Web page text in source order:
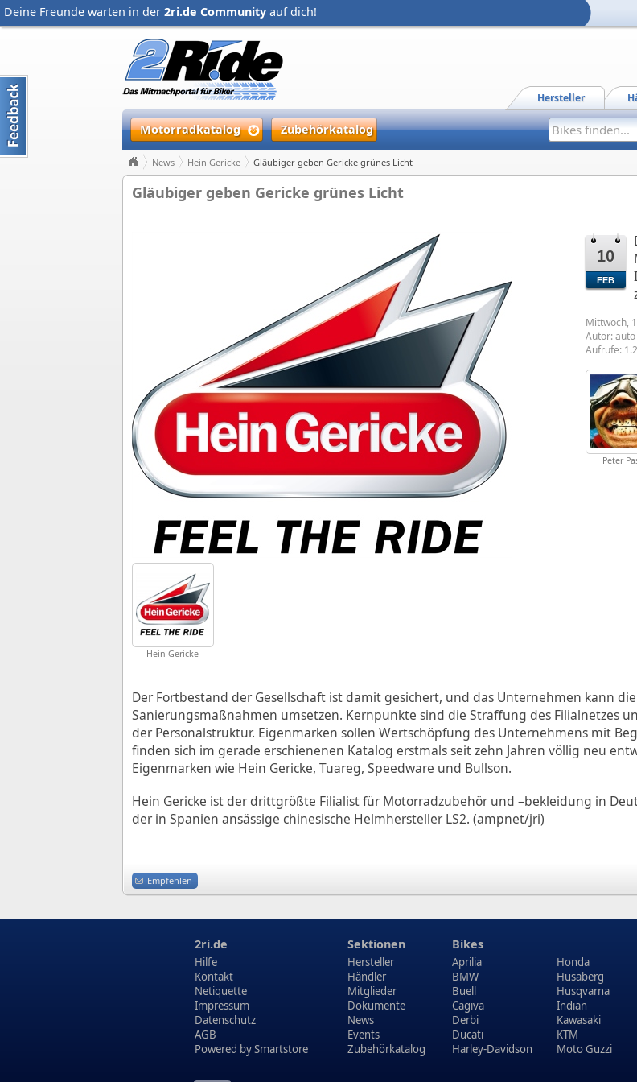
Deine Freunde warten in der 2ri.de Community auf dich!
Hersteller
Motorradkatalog Zubehörkatalog
News Hein Gericke Gläubiger geben Gericke grünes Licht
Gläubiger geben Gericke grünes Licht
10
FEB
Mittwoch,
Autor:
Aufrufe:
Peter
Hein Gericke
Der Fortbestand der Gesellschaft ist damit gesichert, und das Unternehmen kann
Sanierungsmaßnahmen umsetzen. Kernpunkte sind die Straffung des Filialnetzes
der Personalstruktur. Eigenmarken sollen Wertschöpfung des Unternehmens mit
finden sich im gerade erschienenen Katalog erstmals seit zehn Jahren völlig neu
Eigenmarken wie Hein Gericke, Tuareg, Speedware und Bullson.
Hein Gericke ist der drittgrößte Filialist für Motorradzubehör und –bekleidung in
der in Spanien ansässige chinesische Helmhersteller LS2. (ampnet/jri)
Empfehlen
2ri.de
Hilfe
Kontakt
Netiquette
Impressum
Datenschutz
AGB
Powered bySmartstore
Sektionen
Hersteller
Händler
Mitglieder
Dokumente
News
Events
Zubehörkatalog
Bikes
Aprilia
BMW
Buell
Cagiva
Derbi
Ducati
Harley-Davidson
Honda
Husaberg
Husqvarna
Indian
Kawasaki
KTM
Moto Guzzi